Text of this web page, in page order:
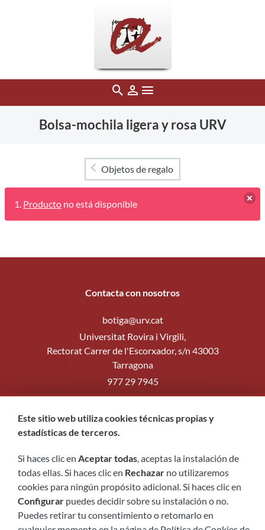
Bolsa-mochila ligera y rosa URV
Objetos de regalo
Producto no está disponible
Contacta con nosotros
botiga@urv.cat
Universitat Rovira i Virgili,
Rectorat Carrer de l'Escorxador, s/n 43003
Tarragona
977 29 7945
Formulario de contacto
Este sitio web utiliza cookies técnicas propias y
estadísticas de terceros.
Si haces clic en Aceptar todas, aceptas la instalación de
todas ellas. Si haces clic en Rechazar no utilizaremos
cookies para ningún propósito adicional. Si haces clic en
Configurar puedes decidir sobre su instalación o no.
Puedes retirar tu consentimiento o retomarlo en